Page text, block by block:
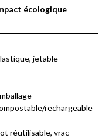
écologique
jetable
rechargeable
réutilisable, vrac